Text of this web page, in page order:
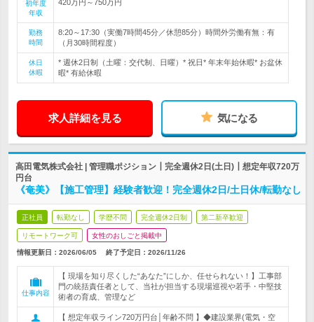
初年度
年収
420万円～750万円
勤務
時間
8:20～17:30（実働7時間45分／休憩85分）時間外労働有無：有
（月30時間程度）
休日
休暇
* 週休2日制（土曜：交代制、日曜）* 祝日* 年末年始休暇* お盆休
暇* 有給休暇
求人詳細を見る 気になる
高田電気株式会社 | 管理職ポジション┃完全週休2日(土日)┃想定年収720万
円台
《奄美》【施工管理】経験者歓迎！完全週休2日/土日休/転勤なし
正社員 転勤なし 学歴不問 完全週休2日制 第二新卒歓迎
リモートワーク可 女性のおしごと掲載中
情報更新日：2026/06/05 終了予定日： 2026/11/26
仕事内容
【 現場を知り尽くした“あなた”にしか、任せられない！】工事部
門の統括責任者として、当社が担当する現場巡視や若手・中堅技
術者の育成、管理など
【 想定年収ライン720万円台│年齢不問 】◆建設業界(電気・空